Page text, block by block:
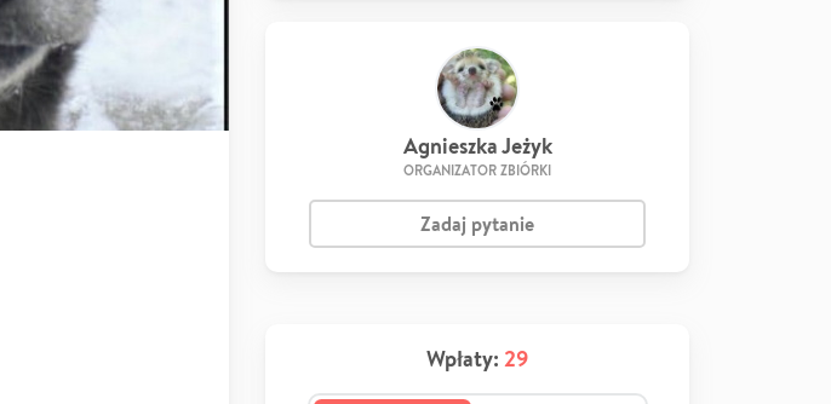
Agnieszka Jeżyk
ORGANIZATOR ZBIÓRKI
Zadaj pytanie
Wpłaty: 29